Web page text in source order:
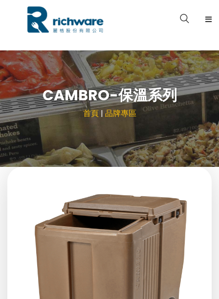
關於我們
產品型錄
品牌專區
案例分享
CAMBRO-保溫系列
首頁| 品牌專區